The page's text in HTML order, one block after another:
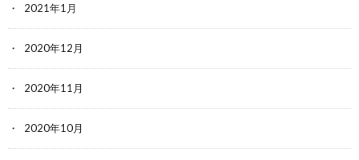
2021年1月
2020年12月
2020年11月
2020年10月